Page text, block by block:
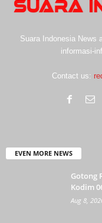
Suara Indonesia News
informasi-
Contact us:
EVEN MORE NEWS
Gotong
Kodim
Aug 8,